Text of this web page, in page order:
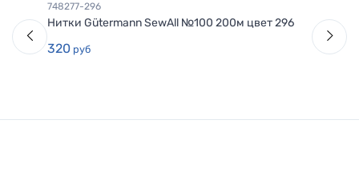
748277-296
Нитки Gütermann SewAll №100 200м цвет 296
320 руб